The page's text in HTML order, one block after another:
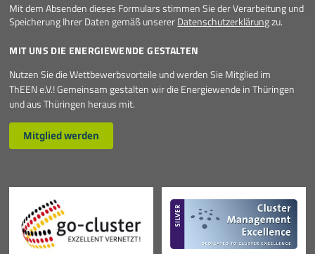
Mit dem Absenden dieses Formulars stimmen Sie der Verarbeitung und
Speicherung Ihrer Daten gemäß unsererDatenschutzerklärungzu.
MIT UNS DIE ENERGIEWENDE GESTALTEN
Nutzen Sie die Wettbewerbsvorteile und werden Sie Mitglied im
ThEEN e.V.! Gemeinsam gestalten wir die Energiewende in Thüringen
und aus Thüringen heraus mit.
Mitglied werden